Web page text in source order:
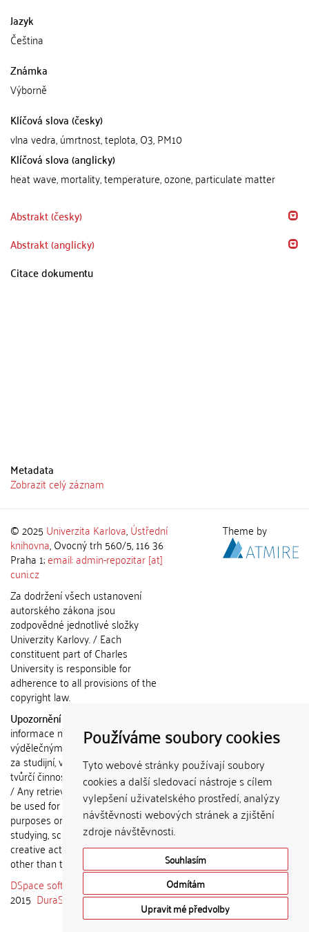
Používáme soubory cookies
Tyto webové stránky používají soubory
cookies a další sledovací nástroje s cílem
vylepšení uživatelského prostředí, analýzy
návštěvnosti webových stránek a zjištění
zdroje návštěvnosti.
Souhlasím
Odmítám
Upravit mé předvolby
Jazyk
Čeština
Známka
Výborně
Klíčová slova (česky)
vlna vedra, úmrtnost, teplota, O3, PM10
Klíčová slova (anglicky)
heat wave, mortality, temperature, ozone, particulate matter
Abstrakt (česky)
Abstrakt (anglicky)
Citace dokumentu
Metadata
Zobrazit celý záznam
© 2025 Univerzita Karlova,Ústřední
knihovna, Ovocný trh 560/5, 116 36
Praha 1;email: admin-repozitar [at]
cuni.cz
Za dodržení všech ustanovení
autorského zákona jsou
zodpovědné jednotlivé složky
Univerzity Karlovy. / Each
constituent part of Charles
University is responsible for
adherence to all provisions of the
copyright law.
Upozornění / Notice:
informace nemohou být použity k
výdělečným účelům nebo vydávány
za studijní, vědeckou nebo jinou
tvůrčí činnost jiné osoby než autora.
/ Any retrieved information shall not
be used for any commercial
purposes or claimed as results of
studying, scientific or any other
creative activities of any person
other than the author.
DSpace software
copyright © 2002-
2015 DuraSpace
Theme by